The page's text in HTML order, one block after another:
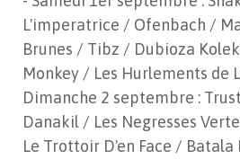
L'imperatrice / Ofenbach /
Brunes / Tibz / Dubioza
Monkey / Les Hurlements de
Dimanche 2 septembre :
Danakil / Les Negresses
Le Trottoir D'en Face / Batala